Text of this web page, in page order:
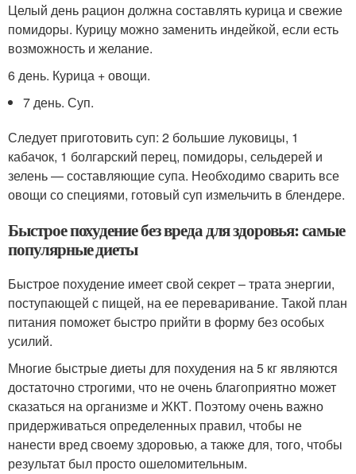
Целый день рацион должна составлять курица и свежие
помидоры. Курицу можно заменить индейкой, если есть
возможность и желание.
6 день. Курица + овощи.
7 день. Суп.
Следует приготовить суп: 2 большие луковицы, 1
кабачок, 1 болгарский перец, помидоры, сельдерей и
зелень — составляющие супа. Необходимо сварить все
овощи со специями, готовый суп измельчить в блендере.
Быстрое похудение без вреда для здоровья: самые
популярные диеты
Быстрое похудение имеет свой секрет – трата энергии,
поступающей с пищей, на ее переваривание. Такой план
питания поможет быстро прийти в форму без особых
усилий.
Многие быстрые диеты для похудения на 5 кг являются
достаточно строгими, что не очень благоприятно может
сказаться на организме и ЖКТ. Поэтому очень важно
придерживаться определенных правил, чтобы не
нанести вред своему здоровью, а также для, того, чтобы
результат был просто ошеломительным.